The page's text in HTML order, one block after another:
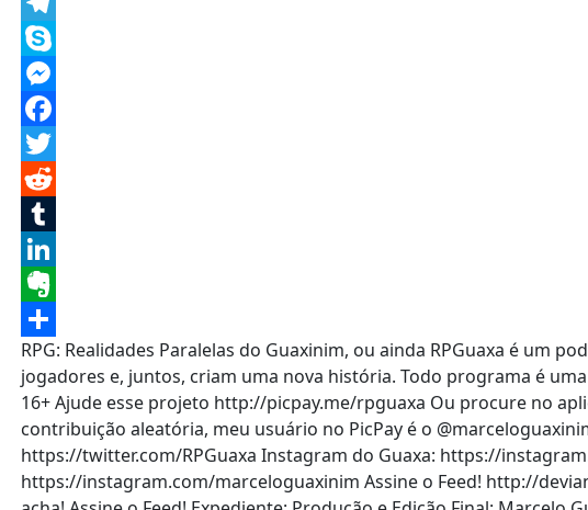
Telegram
Skype
Messenger
Facebook
Twitter
Reddit
Tumblr
LinkedIn
Evernote
Share
RPG: Realidades Paralelas do Guaxinim, ou ainda RPGuaxa é um
jogadores e, juntos, criam uma nova história. Todo programa é
16+ Ajude esse projeto http://picpay.me/rpguaxa Ou procure no
contribuição aleatória, meu usuário no PicPay é o
https://twitter.com/RPGuaxa Instagram do Guaxa: https://
https://instagram.com/marceloguaxinim Assine o Feed! http://